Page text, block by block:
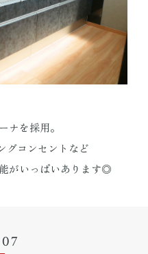
ナを採用。
グコンセントなど
がいっぱいあります◎
07